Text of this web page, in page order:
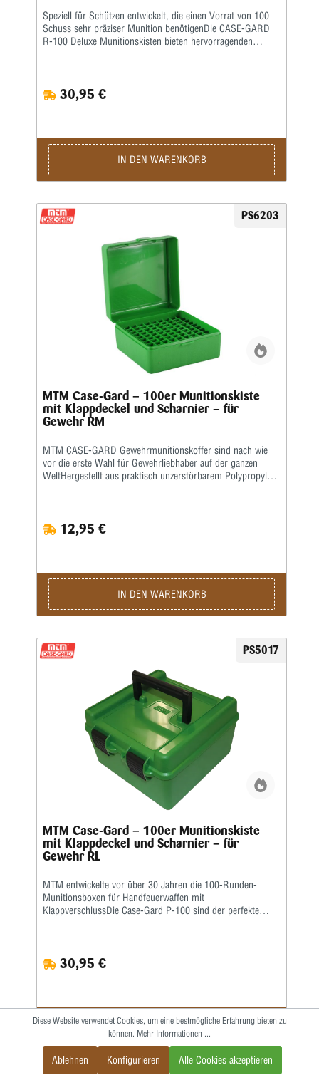
Speziell für Schützen entwickelt, die einen Vorrat von 100
Schuss sehr präziser Munition benötigenDie CASE-GARD
R-100 Deluxe Munitionskisten bieten hervorragenden
den Boden der Schachtel treffen und Schäden an der Spitze
verursachen, was die Flugeigenschaften verändern kann. Es
zwei Höhenpositionen in der Box erreicht werden, um
unterschiedliche Patronenlängen aufzunehmen. Wie Sie
sehen können, ist der Max. OAL UP wird kurzgeschlossen,
als wenn sich das Geschoss in der unteren Position
oben oder unten gelagert werden. Hergestellt aus praktisch
unzerstörbarem Polypropylen und mit der 10-Jahres-
Garantie von MTM. Diese strukturierte Box verfügt über
einen Griff für den einfachen Transport. Die R-100 Deluxe
ist in zwei Größen erhältlich, die den Großteil aller
modernen Munition abdecken.Außenmaße: 7,4" x 7,9" x
Schutz der Kugelspitze – Stabiler Griff – Abschließbar •
Zwei Größen, die den Großteil aller modernen Munition
abdecken • Hergestellt aus robustem Polypropylen mit
abriebfester, strukturierter Oberfläche • Maximale
Gesamtlänge = 3,24 Zoll nach oben und 3,75 Zoll nach
unten • Mechanisches Scharnier • stapelbar • Ladeetikett
30,95 €
IN DEN WARENKORB
PS6203
MTM Case-Gard – 100er Munitionskiste
mit Klappdeckel und Scharnier – für
Gewehr RM
MTM CASE-GARD Gewehrmunitionskoffer sind nach wie
vor die erste Wahl für Gewehrliebhaber auf der ganzen
WeltHergestellt aus praktisch unzerstörbarem Polypropylen,
Garantie für 1 Million Öffnungs-/Schließzyklen oder 25
Jahre bietet. Der Snap-Lock-Verschluss schützt den Inhalt
Ladungsdaten bei. Diese Art von CASE-GARD 100 ist in
zwei Größen erhältlich. Alle Patronen sind mit
Aufzählungszeichen aufgeführt. Farbe: Grün 22 BR, 22
Cheetah, 22 Sav. HP, 220 Swift, [ 225 / 243 / 25-284 / 307
/ 300 Sav.], 338 Fed., [ 22-250 / 244 / 25 / 260 /32 / 35 /
6mm / 7mm-08 Rem.], 28-30 Sevens, 360 Nitro Exp 2
1/4”, 375 Rimless 2 1/4”, 5.6x52 Rimmed, [ 22 / 25 / 6mm
PPC/ BR / 6.5 Creedmoor], 6.5x257 Roberts, 6.5-284,
6.5x50 Jap. Arisaka, 6.8x51, 277 Fury, 7x57, 7.35 Carcano,
7.5x54 French MAS, 7.65x53 Mauser, 7mm TCU Maximale
Gesamtlänge: 3.04'' - 7,72 cm
12,95 €
IN DEN WARENKORB
PS5017
MTM Case-Gard – 100er Munitionskiste
mit Klappdeckel und Scharnier – für
Gewehr RL
MTM entwickelte vor über 30 Jahren die 100-Runden-
Munitionsboxen für Handfeuerwaffen mit
KlappverschlussDie Case-Gard P-100 sind der perfekte
griffige, abriebfeste Strukturoberfläche und sind stapelbar.
Auf den Snap-Lock-Verschluss und das mechanische
Unterseite jeder Box aufgeführt • Ladungsetikett im
Lieferumfang enthalten • Farbe: Grün
30,95 €
IN DEN WARENKORB
Diese Website verwendet Cookies, um eine bestmögliche Erfahrung bieten zu
können. Mehr Informationen ...
Ablehnen Konfigurieren Alle Cookies akzeptieren